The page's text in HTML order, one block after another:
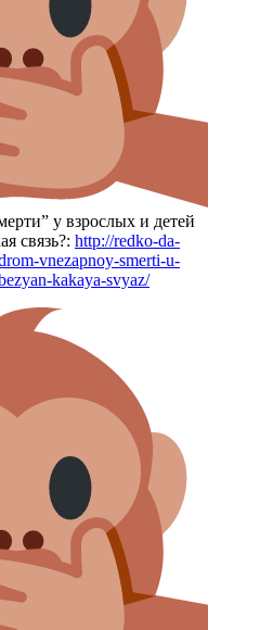
у взрослых и детей
связь?: http://redko-da-
vnezapnoy-smerti-u-
kakaya-svyaz/